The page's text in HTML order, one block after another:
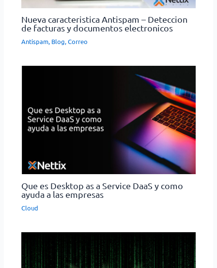
Nueva caracteristica Antispam – Deteccion
de facturas y documentos electronicos
Antispam, Blog,Correo
Que es Desktop as a Service DaaS y como
ayuda a las empresas
Cloud